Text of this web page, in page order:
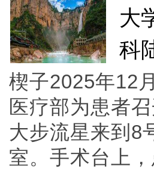
大
科
楔子2025年12
医疗部为患者
大步流星来到8
室。手术台上